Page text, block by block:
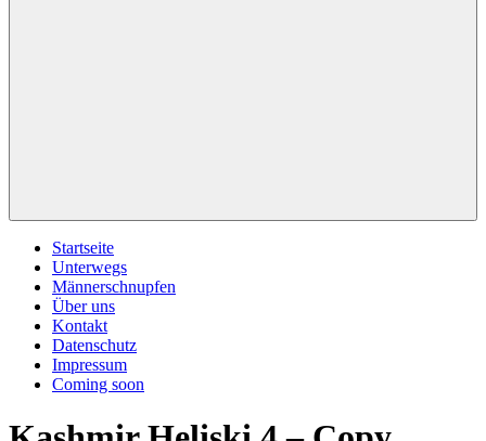
Startseite
Unterwegs
Männerschnupfen
Über uns
Kontakt
Datenschutz
Impressum
Coming soon